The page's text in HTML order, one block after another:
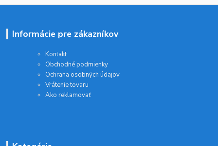
Informácie pre zákazníkov
Kontakt
Obchodné podmienky
Ochrana osobných údajov
Vrátenie tovaru
Ako reklamovať